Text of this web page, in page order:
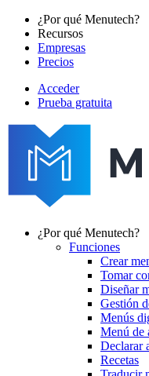
Pasar
contenido
principal
Main
navigation
¿Por qué Menutech?
Recursos
Empresas
Precios
menutech
navigation
Acceder
Prueba gratuita
navigation
¿Por qué Menutech?
Funciones
Crear
Tomar
Diseñar
Gestión
Menús
Menú de
Declarar
Recetas